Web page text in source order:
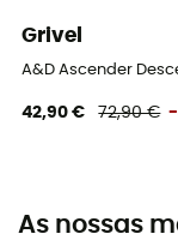
Grivel
A&D Ascender
42,90 € 72,90 € -
As nossas